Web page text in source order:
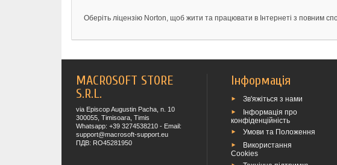
Оберіть ліцензію Norton, щоб жити та працювати в Інтернеті з повним
MACROSOFT STORE
S.R.L.
via Episcop Augustin Pacha, n. 10
300055, Timisoara, Timis
Whatsapp: +39 3274538210 - Email:
support@macrosoft-support.eu
ПДВ: RO45281950
Інформація
Зв'яжіться з нами
Інформація про
конфіденційність
Умови та Положення
Використання
Cookies